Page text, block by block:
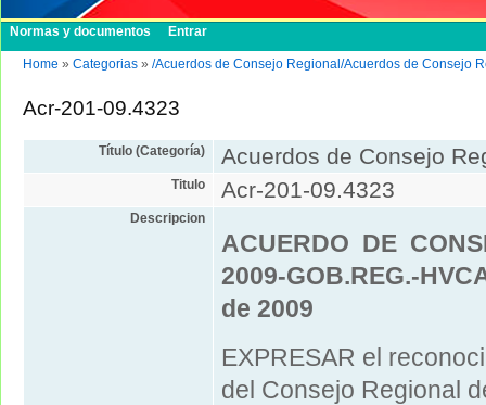
Normas y documentos Entrar
Home » Categorias » /Acuerdos de Consejo Regional/Acuerdos de Consejo
Acr-201-09.4323
Título (Categoría) Acuerdos de Consejo
Titulo Acr-201-09.4323
Descripcion
ACUERDO DE
2009-GOB.REG.-
de 2009
EXPRESAR el
del Consejo Regional